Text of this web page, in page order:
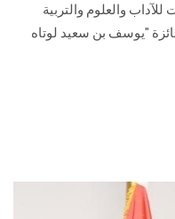
والعلوم والتربية
"يوسف بن سعيد لوتاه